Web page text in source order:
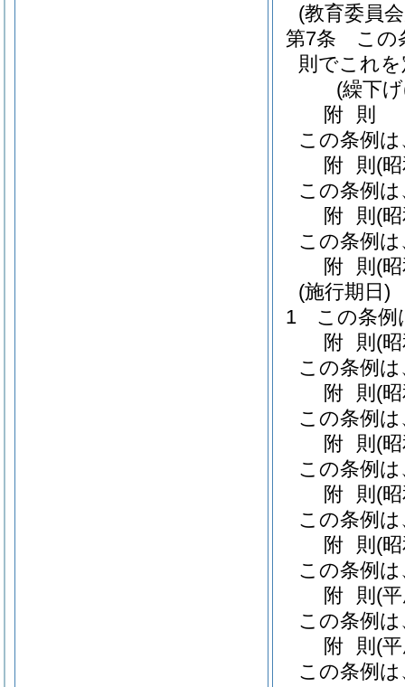
(教育委員
第7条
この
則でこれ
(繰下
附 則
この条例
附 則 (
この条例
附 則 (
この条例
附 則 (
(施行期日)
1
この条例
附 則 (
この条例
附 則 (
この条例
附 則 (
この条例
附 則 (
この条例
附 則 (
この条例
附 則 (
この条例
附 則 (
この条例